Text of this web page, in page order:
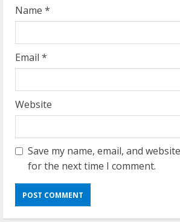
Name *
Email *
Website
Save my name, email, and
for the next time I comment.